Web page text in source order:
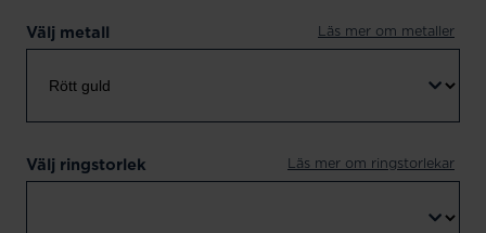
Välj metall Läs mer om metaller
Välj ringstorlek Läs mer om ringstorlekar